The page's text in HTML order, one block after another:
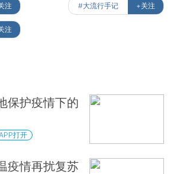
注 #大流行手记 +关注
注
保护疫情下的
打开
疫情再扰复苏